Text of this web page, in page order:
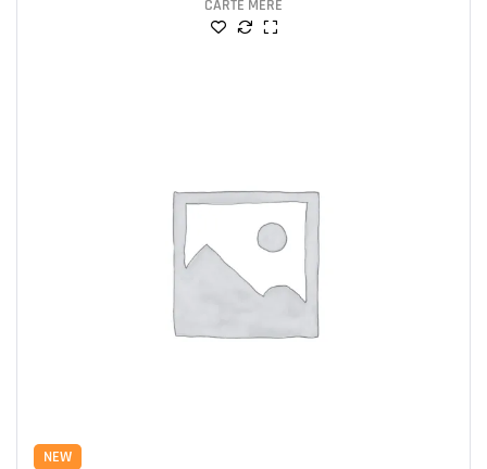
CARTE MÈRE
NEW